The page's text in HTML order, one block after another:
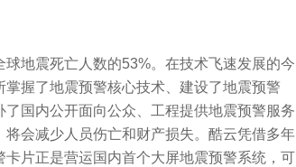
地震死亡人数的53%。在技术飞速发展的今
握了地震预警核心技术、建设了地震预警
国内公开面向公众、工程提供地震预警服务
会减少人员伤亡和财产损失。酷云凭借多年
片正是营运国内首个大屏地震预警系统，可